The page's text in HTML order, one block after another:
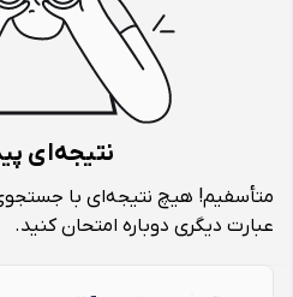
نتیجه‌ای
متأسفیم! هیچ نتیجه‌ای با
عبارت دیگری دوباره امتحان کنید.